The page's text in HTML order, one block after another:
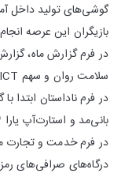
گوشی‌های تولید داخل
بازیگران این عرصه
در فرم گزارش ماه،
سلامت روان و سهم ICT از بودجه ۱۴۰۴ گرفته‌اند.
در فرم ناداستان ابتدا
بانی‌مد و استارت‌آپ یارا ۷۲۴ معرفی شده‌اند.
در فرم خدمت و تجارت
درگاه‌های صرافی‌های